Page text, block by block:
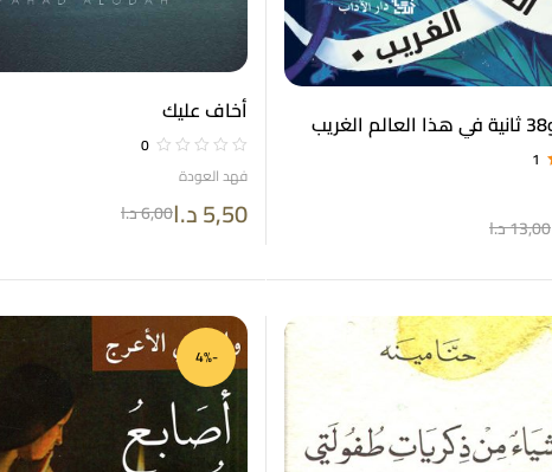
1
13,00د.ا
أخاف عليك
0
فهد العودة
6,00د.ا 5,50د.ا
-4%